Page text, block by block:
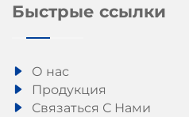
Быстрые ссылки
О нас
Продукция
Связаться С Нами